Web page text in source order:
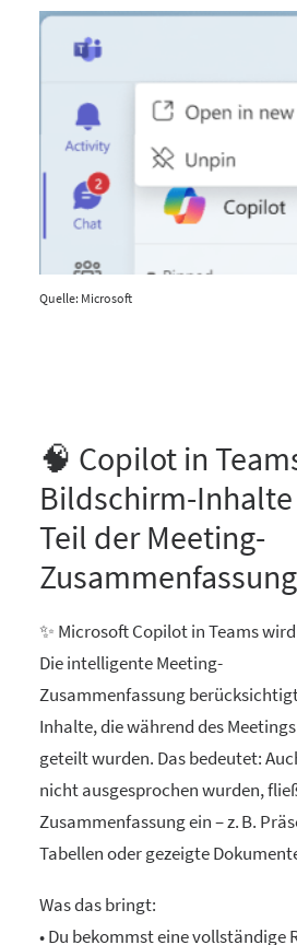
Quelle: Microsoft
🧠 Copilot in
Bildschirm-
Teil der Meeting-
Zusammenfassung
✨ Microsoft Copilot in Teams
Die intelligente Meeting-
Zusammenfassung
Inhalte, die während des
geteilt wurden. Das bedeutet:
nicht ausgesprochen wurden,
Zusammenfassung ein – z. B.
Tabellen oder gezeigte
Was das bringt:
• Du bekommst eine vollständige